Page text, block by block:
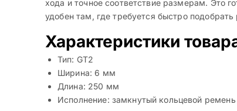
хода и точное соответствие размерам. Это
удобен там, где требуется быстро
Характеристики
Тип: GT2
Ширина: 6 мм
Длина: 250 мм
Исполнение: замкнутый кольцевой ремень